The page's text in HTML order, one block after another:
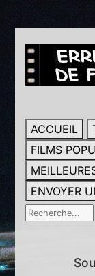
ACCUEIL
FILMS
ENVOYER